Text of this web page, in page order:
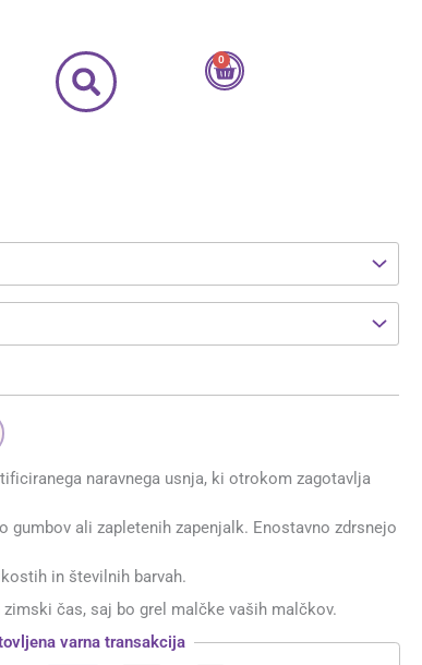
0
Cart
naravnega usnja, ki otrokom zagotavlja
gumbov ali zapletenih zapenjalk. Enostavno zdrsnejo
in številnih barvah.
čas, saj bo grel malčke vaših malčkov.
varna transakcija